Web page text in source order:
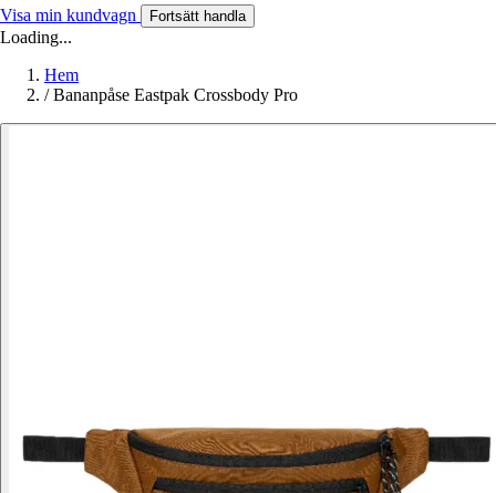
Visa min kundvagn Fortsätt handla
Loading...
Hem
/ Bananpåse Eastpak Crossbody Pro